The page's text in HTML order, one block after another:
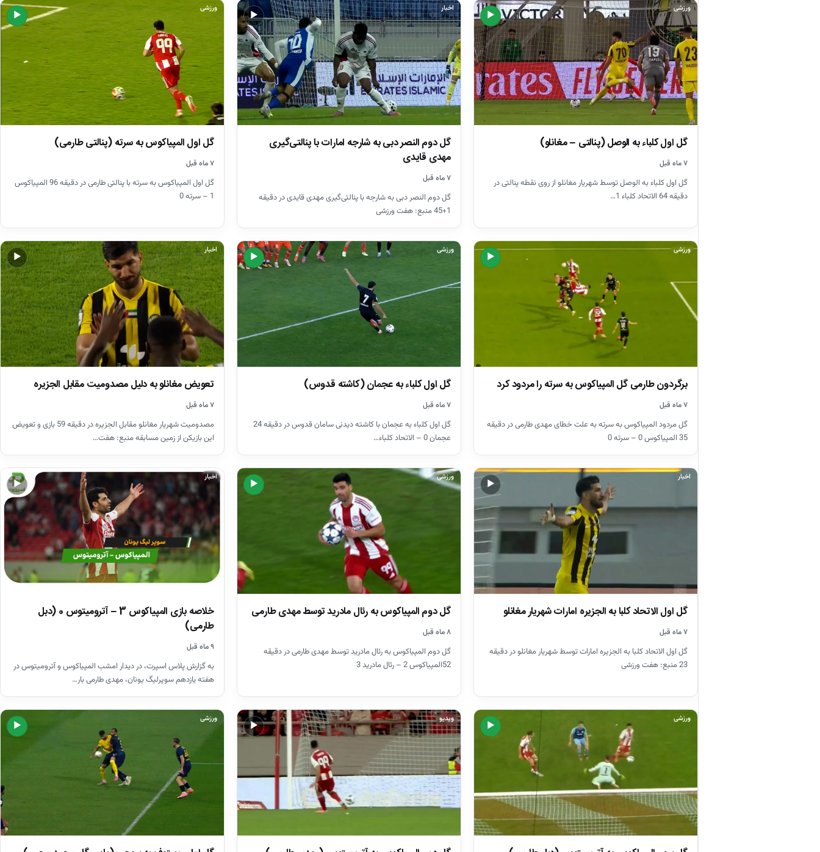
▶
ورزشی
گل اول کلباء به الوصل (پنالتی – مغانلو)
۷ ماه قبل
گل اول کلباء به الوصل توسط شهریار مغانلو از روی نقطه پنالتی در
دقیقه 64 الاتحاد کلباء 1…
▶
اخبار
گل دوم النصر دبی به شارجه امارات با پنالتی‌گیری
مهدی قایدی
۷ ماه قبل
گل دوم النصر دبی به شارجه با پنالتی‌گیری مهدی قایدی در دقیقه
1+45 منبع: هفت ورزشی
▶
ورزشی
گل اول المپیاکوس به سرته (پنالتی طارمی)
۷ ماه قبل
گل اول المپیاکوس به سرته با پنالتی طارمی در دقیقه 96 المپیاکوس
1 – سرته 0
▶
ورزشی
برگردون طارمی گل المپیاکوس به سرته را مردود کرد
۷ ماه قبل
گل مردود المپیاکوس به سرته به علت خطای مهدی طارمی در دقیقه
35 المپیاکوس 0 – سرته 0
▶
ورزشی
گل اول کلباء به عجمان (کاشته قدوس)
۷ ماه قبل
گل اول کلباء به عجمان با کاشته دیدنی سامان قدوس در دقیقه 24
عجمان 0 – الاتحاد کلباء…
▶
اخبار
تعویض مغانلو به دلیل مصدومیت مقابل الجزیره
۷ ماه قبل
مصدومیت شهریار مغانلو مقابل الجزیره در دقیقه 59 بازی و تعویض
این بازیکن از زمین مسابقه منبع: هفت…
▶
اخبار
گل اول الاتحاد کلبا به الجزیره امارات شهریار مغانلو
۷ ماه قبل
گل اول الاتحاد کلبا به الجزیره امارات توسط شهریار مغانلو در دقیقه
23 منبع: هفت ورزشی
▶
ورزشی
گل دوم المپیاکوس به رئال مادرید توسط مهدی طارمی
۸ ماه قبل
گل دوم المپیاکوس به رئال مادرید توسط مهدی طارمی در دقیقه
52المپیاکوس 2 – رئال مادرید 3
▶
اخبار
خلاصه بازی المپیاکوس 3 – آترومیتوس 0 (دبل
طارمی)
۹ ماه قبل
به گزارش پلاس اسپرت، در دیدار امشب المپیاکوس و آترومیتوس در
هفته یازدهم سوپرلیگ یونان، مهدی طارمی بار…
▶
ورزشی
▶
ویدیو
▶
ورزشی